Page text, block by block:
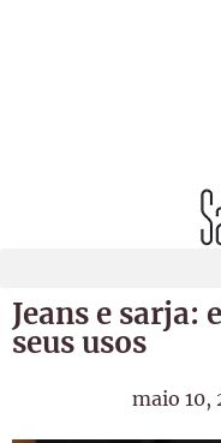
Jeans e sarja:
seus usos
maio 10,